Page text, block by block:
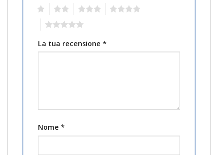
La tua recensione *
Nome *